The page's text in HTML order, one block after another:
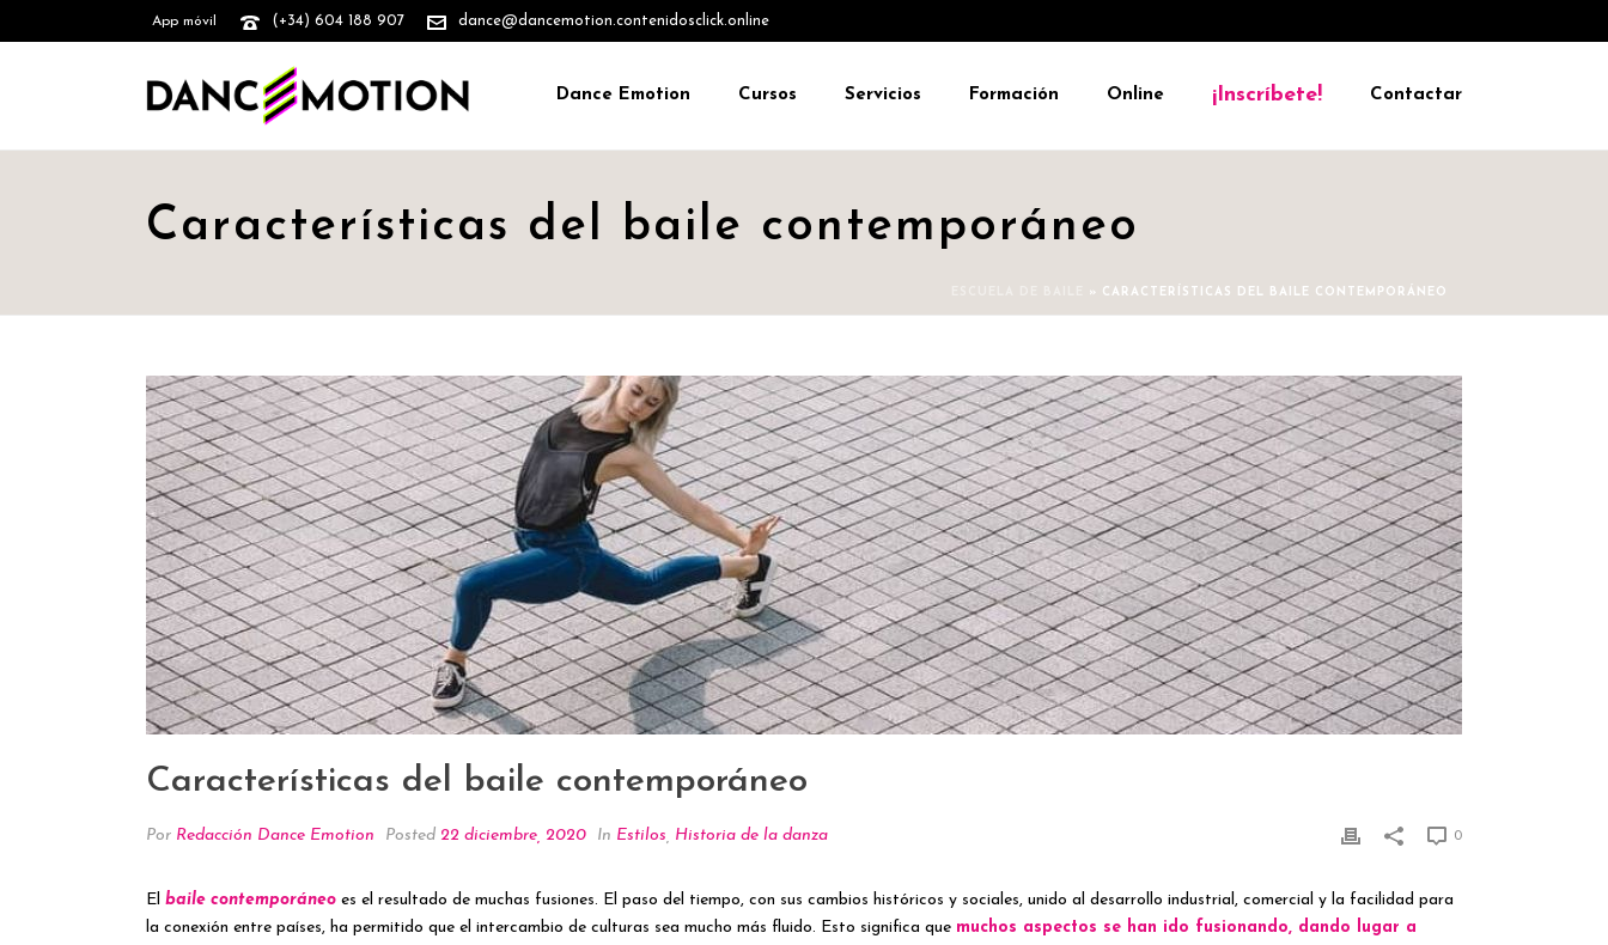
App móvil (+34) 604 188 907 dance@dancemotion.contenidosclick.online
Dance Emotion Cursos Servicios Formación Online ¡Inscríbete! Contactar
Características del baile contemporáneo
» CARACTERÍSTICAS DEL BAILE CONTEMPORÁNEO
Características del baile contemporáneo
Por Redacción Dance Emotion Posted 22 diciembre, 2020 In Estilos Historia de la danza 0
El baile contemporáneo es el resultado de muchas fusiones. El paso del tiempo, con sus cambios históricos y sociales, unido al desarrollo industrial, comercial y la facilidad para
la conexión entre países, ha permitido que el intercambio de culturas sea mucho más fluido. Esto significa que muchos aspectos se han ido fusionando, dando lugar a